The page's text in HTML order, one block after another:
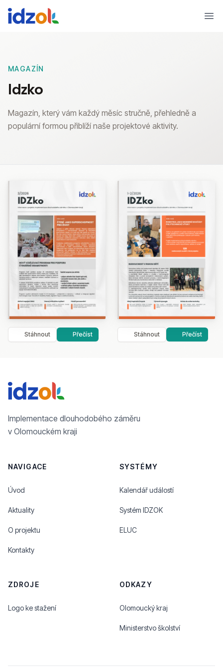
MAGAZÍN
Idzko
Magazín, který vám každý měsíc stručně, přehledně a
populární formou přiblíží naše projektové aktivity.
Stáhnout Přečíst Stáhnout Přečíst
Implementace dlouhodobého záměru
v Olomouckém kraji
NAVIGACE
Úvod
Aktuality
O projektu
Kontakty
SYSTÉMY
Kalendář událostí
Systém IDZOK
ELUC
ZDROJE
Logo ke stažení
ODKAZY
Olomoucký kraj
Ministerstvo školství